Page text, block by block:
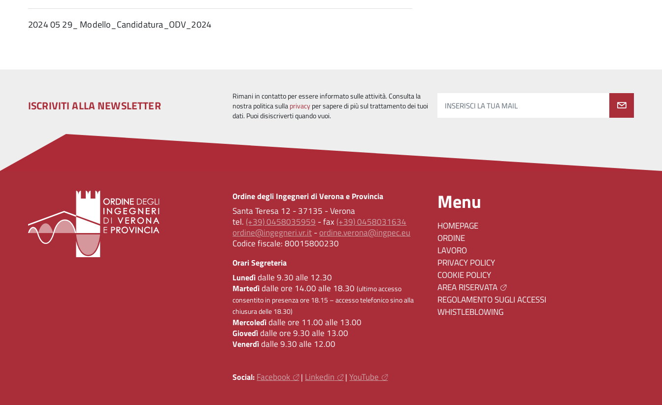
2024 05 29_ Modello_Candidatura_ODV_2024
ISCRIVITI ALLA NEWSLETTER
Rimani in contatto per essere informato sulle attività. Consulta la
nostra politica sullaprivacyper sapere di più sul trattamento dei tuoi
dati. Puoi disiscriverti quando vuoi.
INSERISCI LA TUA MAIL
Ordine degli Ingegneri di Verona e Provincia
Santa Teresa 12 - 37135 - Verona
tel. (+39) 0458035959 - fax (+39) 0458031634
ordine@ingegneri.vr.it-ordine.verona@ingpec.eu
Codice fiscale:80015800230
Orari Segreteria
Lunedìdalle 9.30 alle 12.30
Martedìdalle ore 14.00 alle 18.30(ultimo accesso
consentito in presenza ore 18.15 – accesso telefonico sino alla
chiusura delle 18.30)
Mercoledìdalle ore 11.00 alle 13.00
Giovedìdalle ore 9.30 alle 13.00
Venerdìdalle 9.30 alle 12.00
Social: Facebook | Linkedin |YouTube
Menu
HOMEPAGE
ORDINE
LAVORO
PRIVACY POLICY
COOKIE POLICY
AREA RISERVATA
REGOLAMENTO SUGLI ACCESSI
WHISTLEBLOWING